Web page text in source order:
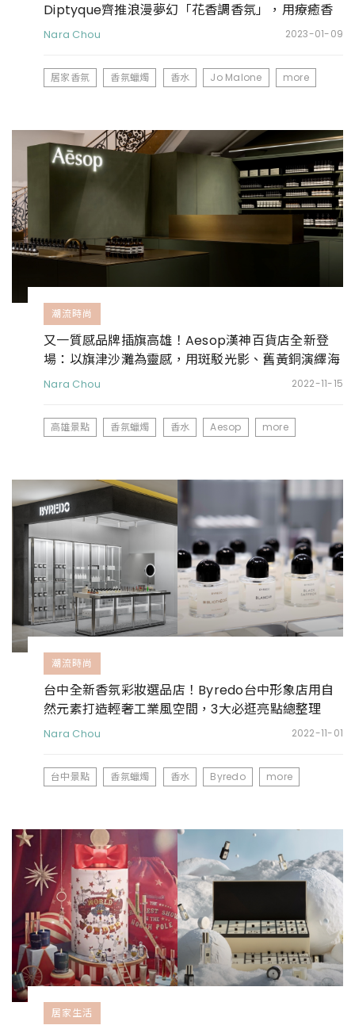
Diptyque齊推浪漫夢幻「花香調香氛」，用療癒香
氣開啟新的一年
Nara Chou 2023-01-09
居家香氛 香氛蠟燭 香水 Jo Malone more
潮流時尚
又一質感品牌插旗高雄！Aesop漢神百貨店全新登
場：以旗津沙灘為靈感，用斑駁光影、舊黃銅演繹海
浪意象
Nara Chou 2022-11-15
高雄景點 香氛蠟燭 香水 Aesop more
潮流時尚
台中全新香氛彩妝選品店！Byredo台中形象店用自
然元素打造輕奢工業風空間，3大必逛亮點總整理
Nara Chou 2022-11-01
台中景點 香氛蠟燭 香水 Byredo more
居家生活